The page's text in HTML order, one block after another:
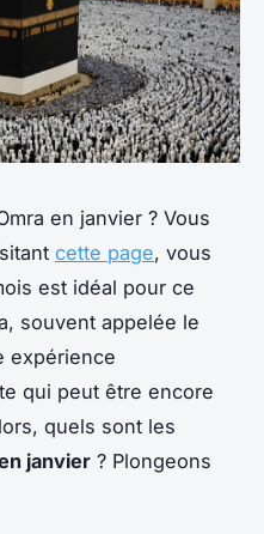
en janvier ? Vous
cette page, vous
est idéal pour ce
souvent appelée le
expérience
qui peut être encore
quels sont les
janvier ? Plongeons